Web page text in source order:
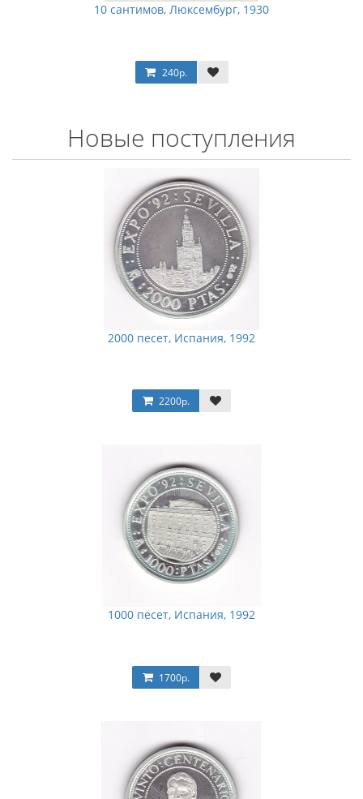
10 сантимов, Люксембург, 1930
240р.
Новые поступления
2000 песет, Испания, 1992
2200р.
1000 песет, Испания, 1992
1700р.